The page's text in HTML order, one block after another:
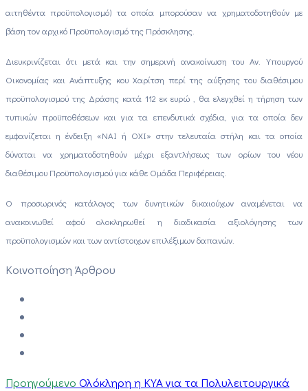
αιτηθέντα προϋπολογισμό) τα οποία μπορούσαν να χρηματοδοτηθούν με
βάση τον αρχικό Προϋπολογισμό της Πρόσκλησης.
Διευκρινίζεται ότι μετά και την σημερινή ανακοίνωση του Αν. Υπουργού
Οικονομίας και Ανάπτυξης κου Χαρίτση περί της αύξησης του διαθέσιμου
προϋπολογισμού της Δράσης κατά 112 εκ ευρώ , θα ελεγχθεί η τήρηση των
τυπικών προϋποθέσεων και για τα επενδυτικά σχέδια, για τα οποία δεν
εμφανίζεται η ένδειξη «ΝΑΙ ή ΟΧΙ» στην τελευταία στήλη και τα οποία
δύναται να χρηματοδοτηθούν μέχρι εξαντλήσεως των ορίων του νέου
διαθέσιμου Προϋπολογισμού για κάθε Ομάδα Περιφέρειας.
Ο προσωρινός κατάλογος των δυνητικών δικαιούχων αναμένεται να
ανακοινωθεί αφού ολοκληρωθεί η διαδικασία αξιολόγησης των
προϋπολογισμών και των αντίστοιχων επιλέξιμων δαπανών.
Κοινοποίηση Άρθρου
Προηγούμενο Ολόκληρη η ΚΥΑ για τα Πολυλειτουργικά